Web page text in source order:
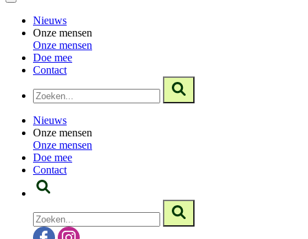
Nieuws
Onze mensen
Onze mensen
Doe mee
Contact
Nieuws
Onze mensen
Onze mensen
Doe mee
Contact